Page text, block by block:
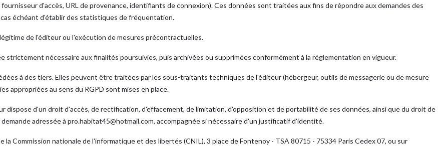
d'accès, URL de provenance, identifiants de connexion). Ces données sont traitées aux fins de répondre aux demandes des
échéant d'établir des statistiques de fréquentation.
de l'éditeur ou l'exécution de mesures précontractuelles.
strictement nécessaire aux finalités poursuivies, puis archivées ou supprimées conformément à la réglementation en vigueur.
à des tiers. Elles peuvent être traitées par les sous-traitants techniques de l'éditeur (hébergeur, outils de messagerie ou de mesure
appropriées au sens du RGPD sont mises en place.
dispose d'un droit d'accès, de rectification, d'effacement, de limitation, d'opposition et de portabilité de ses données, ainsi que du droit de
adressée à pro.habitat45@hotmail.com, accompagnée si nécessaire d'un justificatif d'identité.
Commission nationale de l'informatique et des libertés (CNIL), 3 place de Fontenoy - TSA 80715 - 75334 Paris Cedex 07, ou sur